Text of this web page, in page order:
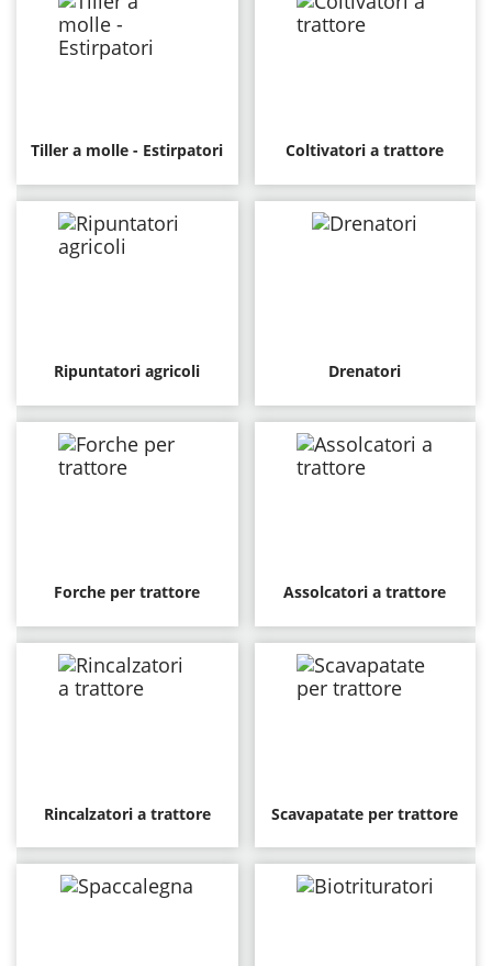
Tiller a molle - Estirpatori Coltivatori a trattore
Ripuntatori agricoli Drenatori
Forche per trattore Assolcatori a trattore
Rincalzatori a trattore Scavapatate per trattore